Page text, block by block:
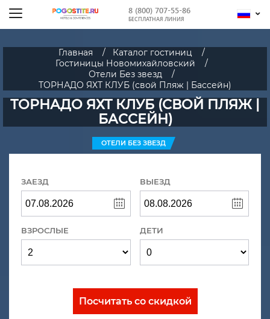
8 (800) 707-55-86
БЕСПЛАТНАЯ ЛИНИЯ
Главная
Каталог гостиниц
Гостиницы Новомихайловский
Отели Без звезд
ТОРНАДО ЯХТ КЛУБ (свой Пляж | Бассейн)
ТОРНАДО ЯХТ КЛУБ (СВОЙ ПЛЯЖ |
БАССЕЙН)
ОТЕЛИ БЕЗ ЗВЕЗД
ЗАЕЗД ВЫЕЗД
ВЗРОСЛЫЕ ДЕТИ
Посчитать со скидкой